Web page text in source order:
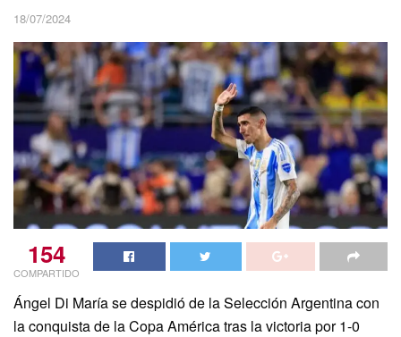
18/07/2024
154
COMPARTIDO
Ángel Di María se despidió de la Selección Argentina con
la conquista de la Copa América tras la victoria por 1-0